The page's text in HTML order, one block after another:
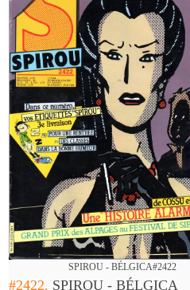
SPIROU - BÉLGICA#2422
#2422. SPIROU - BÉLGICA